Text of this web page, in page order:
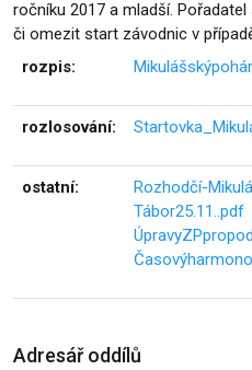
ročníku 2017 a mladší.
či omezit start závodnic v
rozpis:
rozlosování:
ostatní:
Rozhodčí-
Tábor25.11..pdf
Adresář oddílů